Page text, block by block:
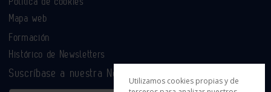
Mapa web
Formación
Histórico de Newsletters
Suscríbase a nuestra Newsletter
Utilizamos cookies propias y de